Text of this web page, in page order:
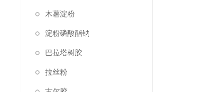
木薯淀粉
淀粉磷酸酯钠
巴拉塔树胶
拉丝粉